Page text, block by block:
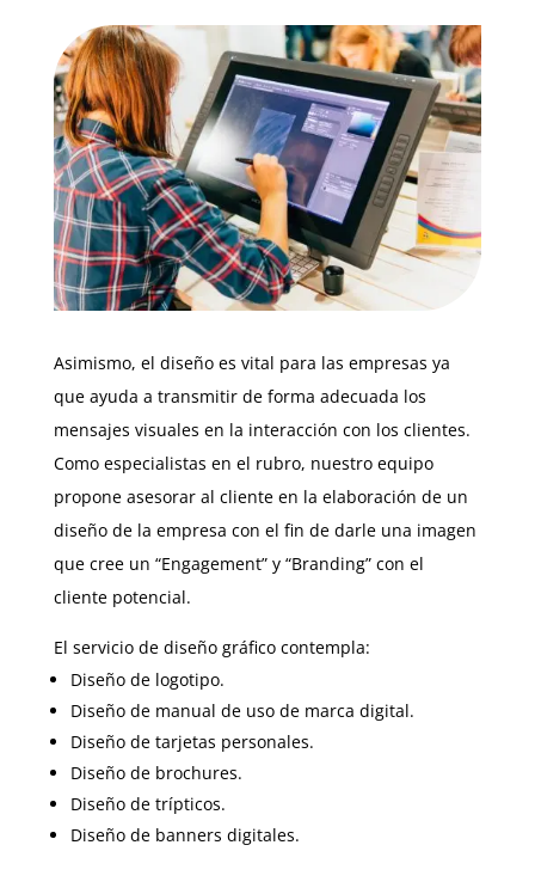
Asimismo, el diseño es vital para las empresas ya
que ayuda a transmitir de forma adecuada los
mensajes visuales en la interacción con los clientes.
Como especialistas en el rubro, nuestro equipo
propone asesorar al cliente en la elaboración de un
diseño de la empresa con el fin de darle una imagen
que cree un “Engagement” y “Branding” con el
cliente potencial.
El servicio de diseño gráfico contempla:
Diseño de logotipo.
Diseño de manual de uso de marca digital.
Diseño de tarjetas personales.
Diseño de brochures.
Diseño de trípticos.
Diseño de banners digitales.